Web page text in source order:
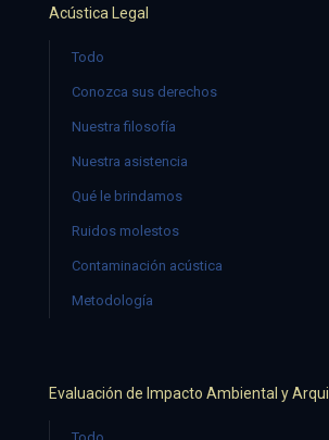
Acústica Legal
Todo
Conozca sus derechos
Nuestra filosofía
Nuestra asistencia
Qué le brindamos
Ruidos molestos
Contaminación acústica
Metodología
Evaluación de Impacto Ambiental y